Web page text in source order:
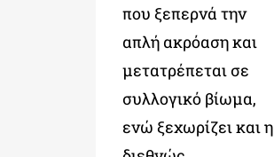
που ξεπερνά την
απλή ακρόαση και
μετατρέπεται σε
συλλογικό βίωμα,
ενώ ξεχωρίζει και η